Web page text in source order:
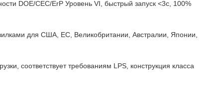
DOE/CEC/ErP Уровень VI, быстрый запуск <3с, 100%
для США, ЕС, Великобритании, Австралии, Японии,
соответствует требованиям LPS, конструкция класса